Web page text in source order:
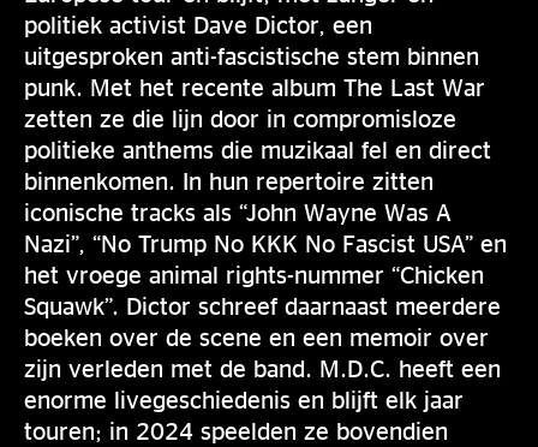
politiek activist Dave Dictor, een
uitgesproken anti-fascistische stem binnen
punk. Met het recente album The Last War
zetten ze die lijn door in compromisloze
politieke anthems die muzikaal fel en direct
binnenkomen. In hun repertoire zitten
iconische tracks als “John Wayne Was A
Nazi”, “No Trump No KKK No Fascist USA” en
het vroege animal rights-nummer “Chicken
Squawk”. Dictor schreef daarnaast meerdere
boeken over de scene en een memoir over
zijn verleden met de band. M.D.C. heeft een
enorme livegeschiedenis en blijft elk jaar
touren; in 2024 speelden ze bovendien